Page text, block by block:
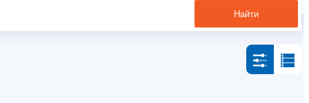
Найти